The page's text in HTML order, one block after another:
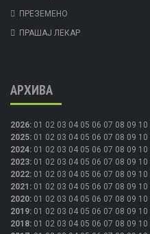
ПРЕЗЕМЕНО
ПРАШАЈ ЛЕКАР
АРХИВА
2026: 01 02 03 04 05 06 07 08 09 10
2025: 01 02 03 04 05 06 07 08 09 10
2024: 01 02 03 04 05 06 07 08 09 10
2023: 01 02 03 04 05 06 07 08 09 10
2022: 01 02 03 04 05 06 07 08 09 10
2021 : 01 02 03 04 05 06 07 08 09 10
2020: 01 02 03 04 05 06 07 08 09 10
2019: 01 02 03 04 05 06 07 08 09 10
2018: 01 02 03 04 05 06 07 08 09 10